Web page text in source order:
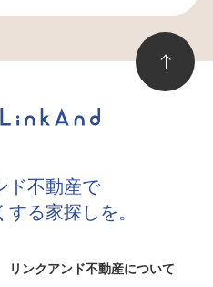
ド不動産で
る家探しを。
リンクアンド不動産について